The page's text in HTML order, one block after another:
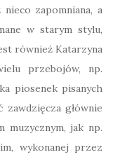
nieco zapomniana, a
w starym stylu,
również Katarzyna
przebojów, np.
piosenek pisanych
głównie
muzycznym, jak np.
wykonanej przez